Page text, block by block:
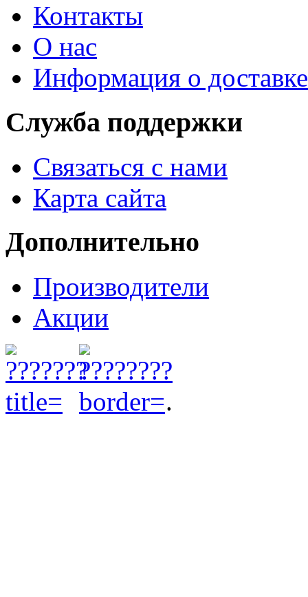
Контакты
О нас
Информация о доставке
Служба поддержки
Связаться с нами
Карта сайта
Дополнительно
Производители
Акции
.